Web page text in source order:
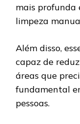
mais profunda
limpeza
Além disso,
capaz de
áreas que
fundamental
pessoas.